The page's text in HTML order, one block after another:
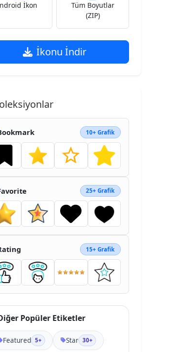
İkon
Tüm Boyutlar
(ZIP)
İkonu İndir
10+ Grafik
25+ Grafik
15+ Grafik
Popüler Etiketler
Featured 5+ Star 30+